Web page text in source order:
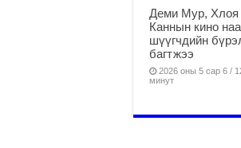
Деми Мур,
Каннын кино
шүүгчдийн
багтжээ
2026 оны 5 сар 6 /
минут